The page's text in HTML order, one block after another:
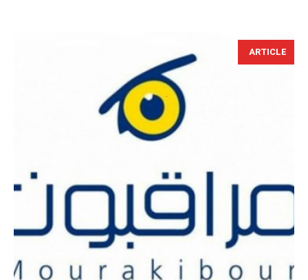
ARTICLE